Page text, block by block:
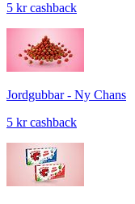
5 kr cashback
Jordgubbar - Ny Chans
5 kr cashback